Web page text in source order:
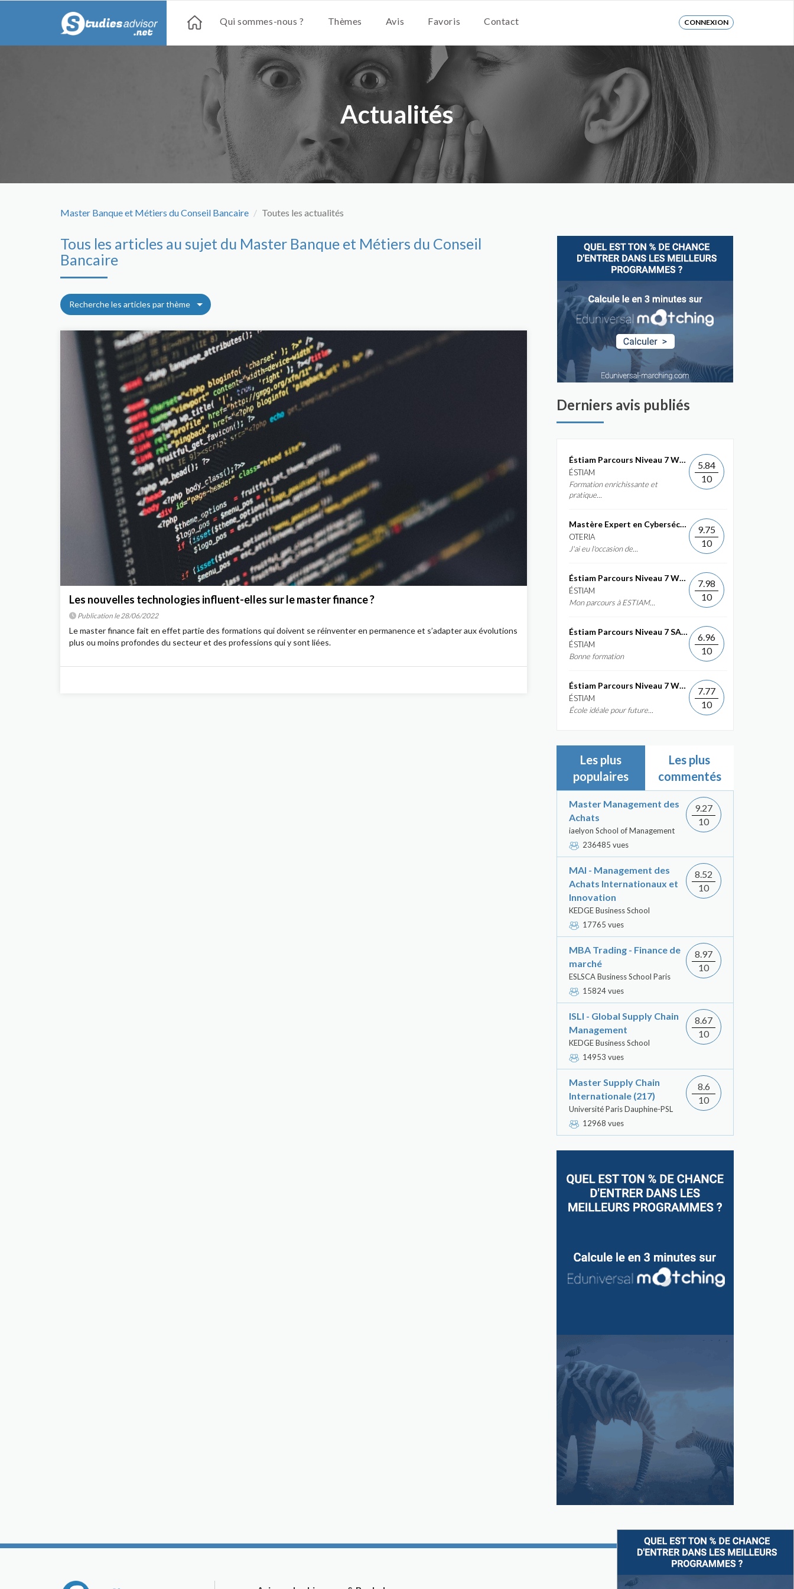
Qui sommes-nous ? Thèmes Avis Favoris Contact CONNEXION
Actualités
Master Banque et Métiers du Conseil Bancaire Toutes les actualités
Tous les articles au sujet du Master Banque et Métiers du Conseil
Bancaire
Recherche les articles par thème
Les nouvelles technologies influent-elles sur le master finance ?
Publication le 28/06/2022
Le master finance fait en effet partie des formations qui doivent se réinventer en permanence et s’adapter aux évolutions
plus ou moins profondes du secteur et des professions qui y sont liées.
Derniers avis publiés
Éstiam Parcours Niveau 7 Web &...
ÉSTIAM
Formation enrichissante et
pratique...
5.84
10
Mastère Expert en Cybersécurité
OTERIA
J'ai eu l'occasion de...
9.75
10
Éstiam Parcours Niveau 7 Web &...
ÉSTIAM
Mon parcours à ESTIAM...
7.98
10
Éstiam Parcours Niveau 7 SAP ERP...
ÉSTIAM
Bonne formation
6.96
10
Éstiam Parcours Niveau 7 Web &...
ÉSTIAM
École idéale pour future...
7.77
10
Les plus
populaires
Les plus
commentés
Master Management des
Achats
iaelyon School of Management
236485 vues
9.27
10
MAI - Management des
Achats Internationaux et
Innovation
KEDGE Business School
17765 vues
8.52
10
MBA Trading - Finance de
marché
ESLSCA Business School Paris
15824 vues
8.97
10
ISLI - Global Supply Chain
Management
KEDGE Business School
14953 vues
8.67
10
Master Supply Chain
Internationale (217)
Université Paris Dauphine-PSL
12968 vues
8.6
10